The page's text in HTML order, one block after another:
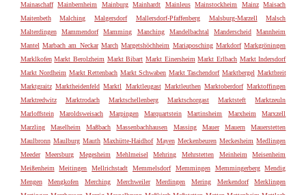
Mainaschaff Mainbernheim Mainburg Mainhardt Mainleus Mainstockheim Mainz Maisach
Maitenbeth
Malching Malgersdorf Mallersdorf-Pfaffenberg Malsburg-Marzell
Malsch
Malterdingen
Mammendorf Mamming Manching Mandelbachtal Manderscheid
Mannheim
Mantel Marbach am Neckar March Margetshöchheim Mariaposching Markdorf Markgröningen
Marklkofen Markt Berolzheim Markt Bibart Markt Einersheim Markt Erlbach Markt Indersdorf
Markt Nordheim Markt Rettenbach Markt Schwaben Markt Taschendorf Marktbergel Marktbreit
Marktgraitz Marktheidenfeld Marktl Marktleugast Marktleuthen Marktoberdorf Marktoffingen
Marktredwitz
Marktrodach Marktschellenberg Marktschorgast Marktsteft
Marktzeuln
Marloffstein
Maroldsweisach Marpingen Marquartstein Martinsheim Marxheim
Marxzell
Marzling
Maselheim Maßbach Massenbachhausen Massing Mauer Mauern
Mauerstetten
Maulbronn Maulburg Mauth Maxhütte-Haidhof Mayen Meckenbeuren Meckesheim Medlingen
Meeder
Meersburg Megesheim Mehlmeisel Mehring Mehrstetten Meinheim
Meisenheim
Meißenheim
Meitingen Mellrichstadt Memmelsdorf Memmingen Memmingerberg
Mendig
Mengen
Mengkofen Merching Merchweiler Merdingen Mering Merkendorf
Merklingen